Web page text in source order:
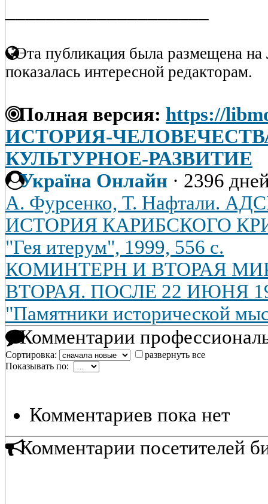
Эта публикация была размещена на
показалась интересной редакторам.
Полная версия: https://
ИСТОРИЯ-
КУЛЬТУРНОЕ-РАЗВИТИЕ
Україна Онлайн · 2396
А. Фурсенко, Т. Нафтали.
ИСТОРИЯ КАРИБСКОГО
"Гея итерум", 1999, 556 с.
КОМИНТЕРН И ВТОРАЯ
ВТОРАЯ. ПОСЛЕ 22 ИЮНЯ
"Памятники исторической
Комментарии
Сортировка:
развернуть все
Показывать по:
Комментариев пока нет
Комментарии посетителей